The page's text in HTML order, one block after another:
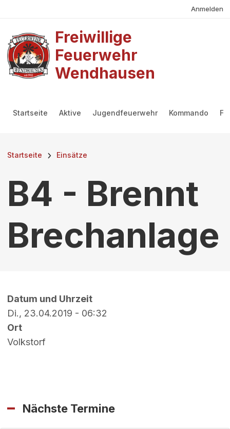
Anmelden
Freiwillige
Feuerwehr
Wendhausen
Startseite Aktive Jugendfeuerwehr Kommando
Pfadnavigation
Startseite Einsätze
B4 - Brennt
Brechanlage
Datum und Uhrzeit
Di., 23.04.2019 - 06:32
Ort
Volkstorf
Nächste Termine